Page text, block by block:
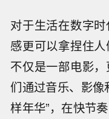
对于生活在数字
感更可以拿捏住人
不仅是一部电影
们通过音乐、影像
样年华”，在快节